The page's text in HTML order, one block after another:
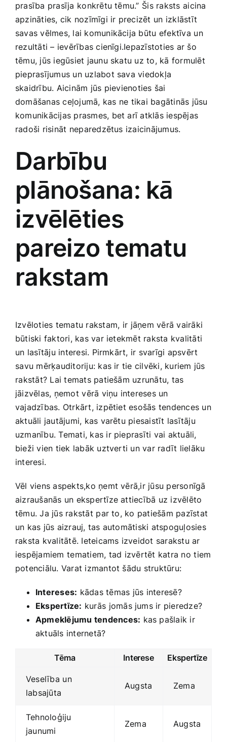
prasība prasīja⁢ konkrētu tēmu.”⁣ Šis‌ raksts ⁤aicina
apzināties, cik nozīmīgi ir precizēt⁣ un izklāstīt
savas vēlmes, lai komunikācija būtu⁤ efektīva ⁣un
rezultāti – ievērības cienīgi.Iepazīstoties‌ ar šo
tēmu, jūs ‌iegūsiet jaunu skatu uz to, kā formulēt
pieprasījumus un uzlabot sava​ viedokļa
skaidrību. Aicinām⁢ jūs pievienoties šai
domāšanas ceļojumā, kas ne⁢ tikai bagātinās jūsu
komunikācijas prasmes, ​bet arī atklās iespējas‍
radoši risināt ⁣neparedzētus izaicinājumus.
Darbību
plānošana:‍ kā
izvēlēties⁤
pareizo tematu
rakstam
Izvēloties tematu rakstam, ⁢ir⁢ jāņem vērā vairāki
būtiski faktori, kas var ietekmēt raksta kvalitāti
un⁤ lasītāju interesi. Pirmkārt, ir svarīgi apsvērt
⁤savu‍ mērķauditoriju: kas ir tie cilvēki, kuriem jūs
⁤rakstāt? Lai temats‍ patiešām uzrunātu, ⁣tas
jāizvēlas, ņemot⁢ vērā ‌viņu intereses un
vajadzības. Otrkārt, izpētiet esošās tendences un
aktuāli‌ jautājumi, kas varētu piesaistīt‍ lasītāju⁢
uzmanību. Temati, kas ir pieprasīti vai aktuāli,
bieži vien tiek labāk uztverti​ un var radīt lielāku
interesi.
Vēl viens aspekts,ko ņemt vērā,ir jūsu personīgā
aizraušanās un ekspertīze attiecībā‌ uz izvēlēto ​
tēmu. Ja jūs rakstāt ⁢par to, ko patiešām pazīstat
un kas jūs aizrauj, tas automātiski atspoguļosies
raksta kvalitātē. Ieteicams izveidot sarakstu ar
iespējamiem ⁣tematiem, tad ⁢izvērtēt katra no ⁢tiem
‍potenciālu. Varat izmantot šādu ‍struktūru:
Intereses: kādas tēmas​ jūs ⁢interesē?
Ekspertīze: kurās⁣ jomās jums ir pieredze?
Apmeklējumu tendences: kas‌ pašlaik ir
aktuāls internetā?
Tēma Interese Ekspertīze
Veselība ⁢un
labsajūta
Augsta Zema
Tehnoloģiju
jaunumi
Zema Augsta